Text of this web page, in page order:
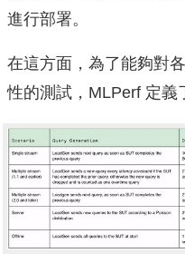
進行部署。
在這方面，為了能夠對
性的測試，MLPerf 定義